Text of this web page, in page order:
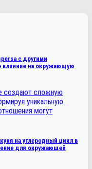
с другими
влияние на окружающую
создают сложную
уникальную
могут
на углеродный цикл в
для окружающей